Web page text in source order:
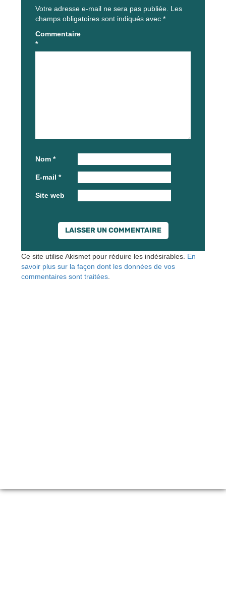
Votre adresse e-mail ne sera pas publiée. Les
champs obligatoires sont indiqués avec *
Commentaire
*
Nom *
E-mail *
Site web
Ce site utilise Akismet pour réduire les indésirables. En
savoir plus sur la façon dont les données de vos
commentaires sont traitées.